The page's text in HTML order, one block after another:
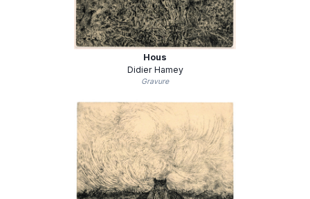
Hous
Didier Hamey
Gravure